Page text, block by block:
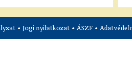
• Jogi nyilatkozat • ÁSZF •